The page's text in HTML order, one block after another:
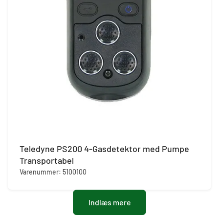
Teledyne PS200 4-Gasdetektor med Pumpe
Transportabel
Varenummer: 5100100
Indlæs mere